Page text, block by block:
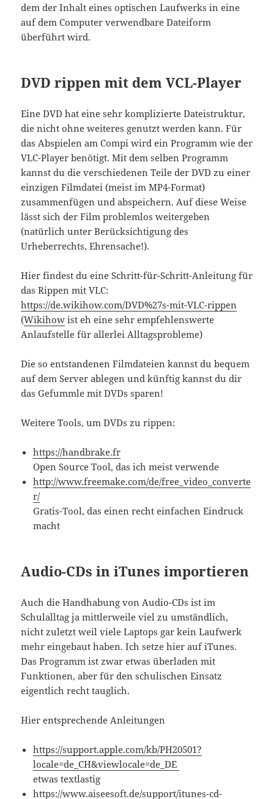
dem der Inhalt eines optischen Laufwerks in eine
auf dem Computer verwendbare Dateiform
überführt wird.
DVD rippen mit dem VCL-Player
Eine DVD hat eine sehr komplizierte Dateistruktur,
die nicht ohne weiteres genutzt werden kann. Für
das Abspielen am Compi wird ein Programm wie der
VLC-Player benötigt. Mit dem selben Programm
kannst du die verschiedenen Teile der DVD zu einer
einzigen Filmdatei (meist im MP4-Format)
zusammenfügen und abspeichern. Auf diese Weise
lässt sich der Film problemlos weitergeben
(natürlich unter Berücksichtigung des
Urheberrechts, Ehrensache!).
Hier findest du eine Schritt-für-Schritt-Anleitung für
das Rippen mit VLC:
https://de.wikihow.com/DVD%27s-mit-VLC-rippen
(Wikihow ist eh eine sehr empfehlenswerte
Anlaufstelle für allerlei Alltagsprobleme)
Die so entstandenen Filmdateien kannst du bequem
auf dem Server ablegen und künftig kannst du dir
das Gefummle mit DVDs sparen!
Weitere Tools, um DVDs zu rippen:
https://handbrake.fr
Open Source Tool, das ich meist verwende
http://www.freemake.com/de/free_video_converte
r/
Gratis-Tool, das einen recht einfachen Eindruck
macht
Audio-CDs in iTunes importieren
Auch die Handhabung von Audio-CDs ist im
Schulalltag ja mittlerweile viel zu umständlich,
nicht zuletzt weil viele Laptops gar kein Laufwerk
mehr eingebaut haben. Ich setze hier auf iTunes.
Das Programm ist zwar etwas überladen mit
Funktionen, aber für den schulischen Einsatz
eigentlich recht tauglich.
Hier entsprechende Anleitungen
https://support.apple.com/kb/PH20501?
locale=de_CH&viewlocale=de_DE
etwas textlastig
https://www.aiseesoft.de/support/itunes-cd-